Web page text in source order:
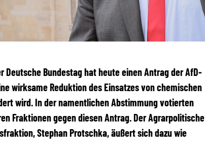
Deutsche Bundestag hat heute einen Antrag der AfD-
wirksame Reduktion des Einsatzes von chemischen
wird. In der namentlichen Abstimmung votierten
Fraktionen gegen diesen Antrag. Der Agrarpolitische
Stephan Protschka, äußert sich dazu wie